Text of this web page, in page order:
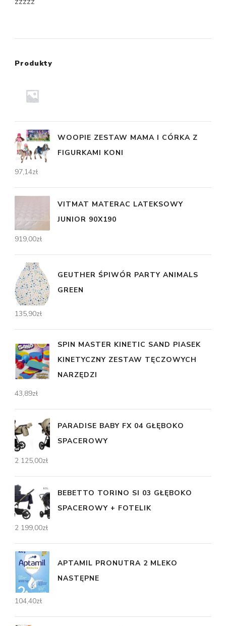
Produkty
WOOPIE ZESTAW MAMA I CÓRKA Z
FIGURKAMI KONI
97,14zł
VITMAT MATERAC LATEKSOWY
JUNIOR 90X190
919,00zł
GEUTHER ŚPIWÓR PARTY ANIMALS
GREEN
135,90zł
SPIN MASTER KINETIC SAND PIASEK
KINETYCZNY ZESTAW TĘCZOWYCH
NARZĘDZI
43,89zł
PARADISE BABY FX 04 GŁĘBOKO
SPACEROWY
2 125,00zł
BEBETTO TORINO SI 03 GŁĘBOKO
SPACEROWY + FOTELIK
2 199,00zł
APTAMIL PRONUTRA 2 MLEKO
NASTĘPNE
104,40zł